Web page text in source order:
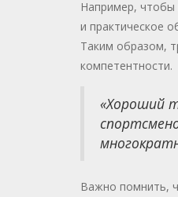
Например, чтобы
и практическое
Таким образом,
компетентности.
«Хороший
Важно помнить,